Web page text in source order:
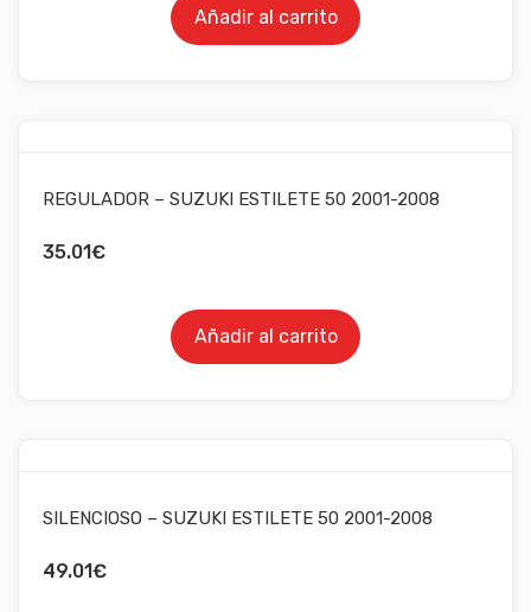
Añadir al carrito
REGULADOR – SUZUKI ESTILETE 50 2001-2008
35.01€
Añadir al carrito
SILENCIOSO – SUZUKI ESTILETE 50 2001-2008
49.01€